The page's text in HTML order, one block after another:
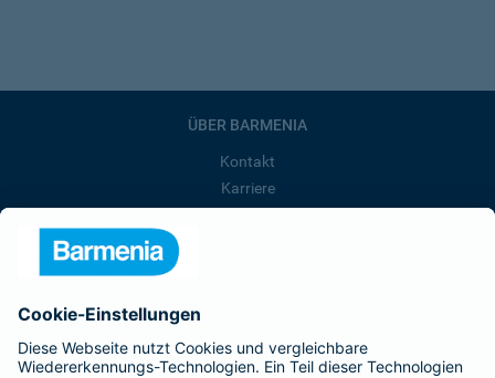
ÜBER BARMENIA
Kontakt
Karriere
Barmenia ist Teil der BarmeniaGothaer
BELIEBTE SEITEN